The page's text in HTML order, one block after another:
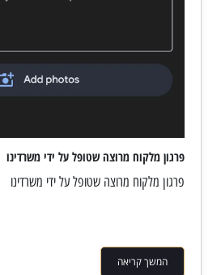
פרגון מלקוח מרוצה שטופל על ידי משרדינו
פרגון מלקוח מרוצה שטופל על ידי משרדינו
המשך קריאה